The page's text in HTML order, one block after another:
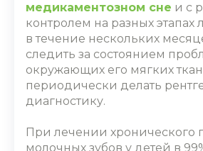
медикаментозном сне и с
контролем на разных этапах
в течение нескольких
следить за состоянием
окружающих его мягких
периодически делать
диагностику.
Прилечении хронического
молочных зубов у детей в